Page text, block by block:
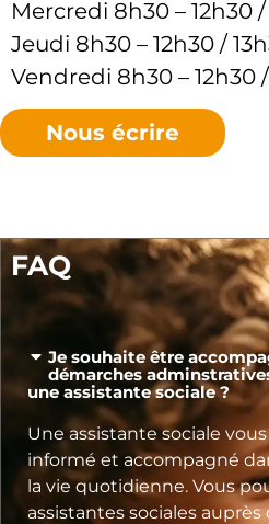
Mercredi 8h30 – 12h30 /
Jeudi 8h30 – 12h30 /
Vendredi 8h30 – 12h30
Nous écrire
FAQ
Je souhaite être
démarches
une assistante sociale ?
Une assistante sociale
informé et accompagné
la vie quotidienne. Vous
assistantes sociales auprès